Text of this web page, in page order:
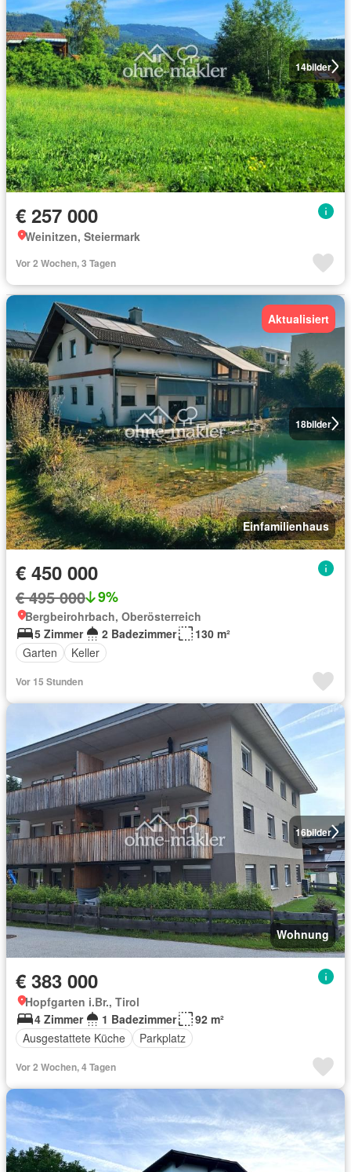
14bilder
€ 257 000
Weinitzen, Steiermark
Vor 2 Wochen, 3 Tagen
18bilder
Aktualisiert
Einfamilienhaus
€ 450 000
€ 495 000 9%
Bergbeirohrbach, Oberösterreich
5 Zimmer
2 Badezimmer
130 m²
Garten
Keller
Vor 15 Stunden
16bilder
Wohnung
€ 383 000
Hopfgarten i.Br., Tirol
4 Zimmer
1 Badezimmer
92 m²
Ausgestattete Küche
Parkplatz
Vor 2 Wochen, 4 Tagen